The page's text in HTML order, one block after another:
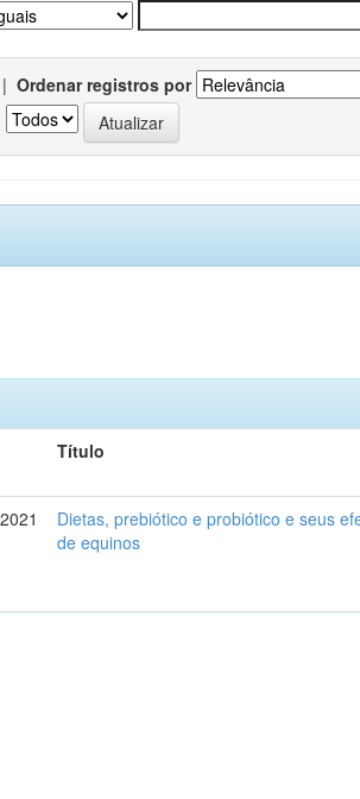
| Ordenar registros por
Título
Dietas, prebiótico e probiótico e seus
de equinos